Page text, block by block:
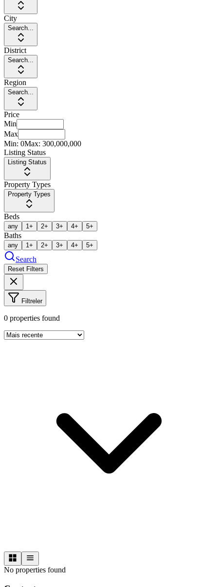
City
Search...
District
Search...
Region
Search...
Price
Min
Max
Min: 0Max: 300,000,000
Listing Status
Listing Status
Property Types
Property Types
Beds
any 1+ 2+ 3+ 4+ 5+
Baths
any 1+ 2+ 3+ 4+ 5+
Search
Reset Filters
Filtreler
0 properties found
No properties found